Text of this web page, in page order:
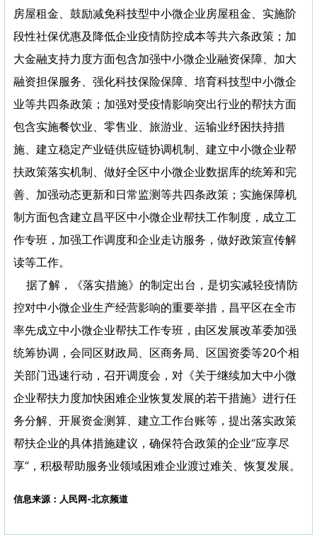
房屋租金、鼓励减免科技型中小微企业房屋租金、实施阶
段性社保优惠及降低企业疫情防控成本等共六条政策；加
大金融支持力度方面包含加强中小微企业融资保障、加大
融资担保服务、强化科技保险保障、培育科技型中小微企
业等共四条政策；加强对受疫情影响突出行业的帮扶方面
包含实施餐饮业、零售业、旅游业、运输业纾困扶持措
施、建立稳定产业链供应链协调机制、建立中小微企业帮
扶政策落实机制、做好全区中小微企业数据库的统筹和完
善、加强动态更新和日常监测等共四条政策；实施保障机
制方面包含建立昌平区中小微企业帮扶工作制度，成立工
作专班，加强工作调度和企业走访服务，做好政策宣传解
读等工作。
据了解，《落实措施》的制定出台，是切实减轻疫情防
控对中小微企业生产经营影响的重要举措，昌平区在全市
率先成立中小微企业帮扶工作专班，由区发展改革委加强
统筹协调，会同区财政局、区商务局、区国资委等20个相
关部门迅速行动，召开调度会，对《关于继续加大中小微
企业帮扶力度加快困难企业恢复发展的若干措施》进行任
务分解、开展资金测算、建立工作台账等，提出落实政策
帮扶企业的具体措施建议，确保符合政策的企业“应享尽
享”，积极帮助服务业领域困难企业渡过难关、恢复发展。
信息来源：人民网-北京频道